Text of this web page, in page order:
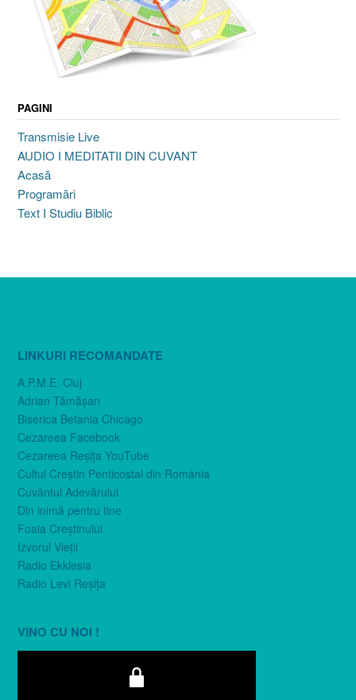
PAGINI
Transmisie Live
AUDIO I MEDITATII DIN CUVANT
Acasă
Programări
Text I Studiu Biblic
LINKURI RECOMANDATE
A.P.M.E. Cluj
Adrian Tămăşan
Biserica Betania Chicago
Cezareea Facebook
Cezareea Reşiţa YouTube
Cultul Creştin Penticostal din România
Cuvântul Adevărului
Din inimă pentru tine
Foaia Creştinului
Izvorul Vieţii
Radio Ekklesia
Radio Levi Reşiţa
VINO CU NOI !